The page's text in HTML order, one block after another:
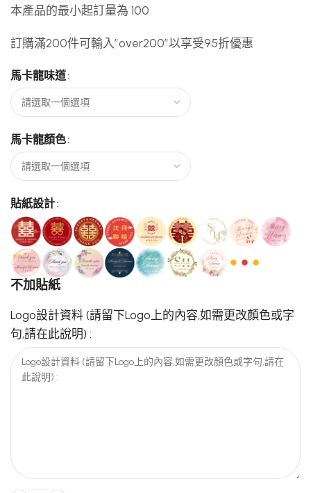
本產品的最小起訂量為 100
訂購滿200件可輸入”over200″以享受95折優惠
馬卡龍味道
馬卡龍顏色
貼紙設計
不加貼紙
Logo設計資料 (請留下Logo上的內容,如需更改顏色或字
句,請在此說明) :